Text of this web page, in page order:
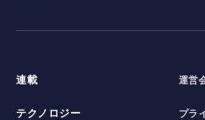
連載
テクノロジー
運営
プラ